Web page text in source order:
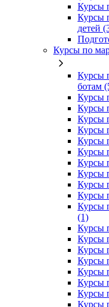
Курсы
Курсы
детей
Курсы по
Курсы
ботам
Курсы
Курсы
Курсы
Курсы
Курсы
Курсы
Курсы
Курсы
Курсы
Курсы
Курсы
(1)
Курсы
Курсы
Курсы
Курсы
Курсы
Курсы
Курсы
Курсы